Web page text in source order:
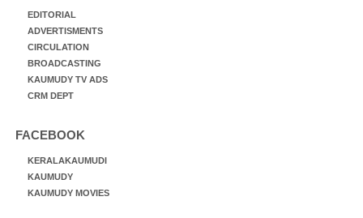
EDITORIAL
ADVERTISMENTS
CIRCULATION
BROADCASTING
KAUMUDY TV ADS
CRM DEPT
FACEBOOK
KERALAKAUMUDI
KAUMUDY
KAUMUDY MOVIES